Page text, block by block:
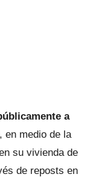
a
, en medio de la
su vivienda de
de reposts en